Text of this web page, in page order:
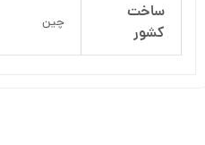
ساخت
کشور
چین